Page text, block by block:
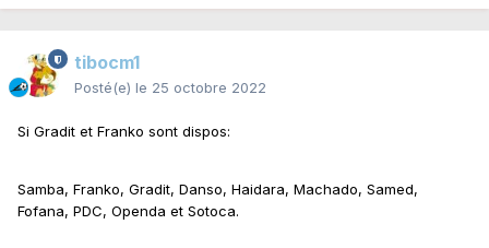
tibocm1
Posté(e) le 25 octobre 2022
Si Gradit et Franko sont dispos:
Samba, Franko, Gradit, Danso, Haidara, Machado, Samed,
Fofana, PDC, Openda et Sotoca.